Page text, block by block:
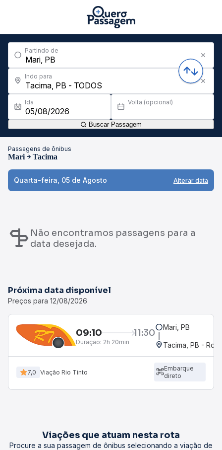
Partindo de
Indo para
Ida Volta (opcional)
Buscar Passagem
Passagens de ônibus
Mari Tacima
Quarta-feira, 05 de Agosto Alterar data
Não encontramos passagens para a
data desejada.
Próxima data disponível
Preços para 12/08/2026
09:10 11:30
Duração: 2h 20min
Mari, PB
Tacima, PB -
7,0 Viação Rio Tinto
Embarque
direto
Viações que atuam nesta rota
Procure a sua passagem de ônibus selecionando a viação de